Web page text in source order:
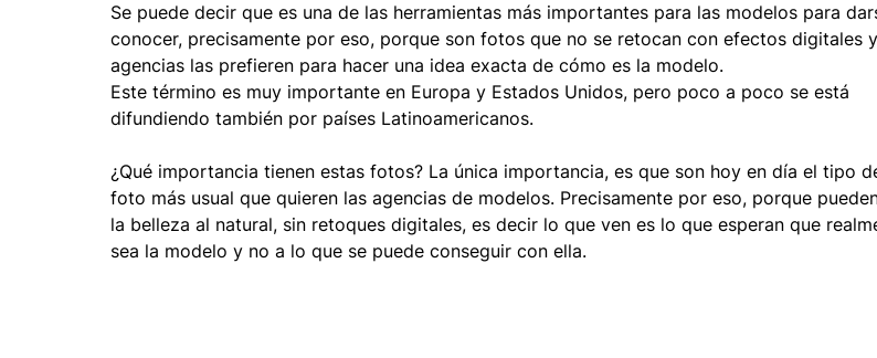
Vestidos Servicios Kiosco digital de Impresión Cabina 360
Se puede decir que es una de las herramientas más importantes para las modelos para
conocer, precisamente por eso, porque son fotos que no se retocan con efectos digitales
agencias las prefieren para hacer una idea exacta de cómo es la modelo.
Este término es muy importante en Europa y Estados Unidos, pero poco a poco se está
difundiendo también por países Latinoamericanos.
¿Qué importancia tienen estas fotos? La única importancia, es que son hoy en día el tipo
foto más usual que quieren las agencias de modelos. Precisamente por eso, porque
la belleza al natural, sin retoques digitales, es decir lo que ven es lo que esperan que
sea la modelo y no a lo que se puede conseguir con ella.